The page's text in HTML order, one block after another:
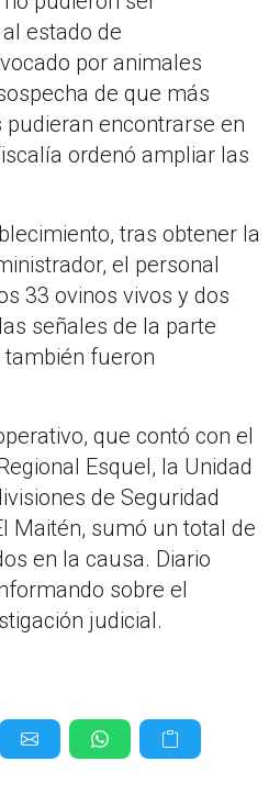
estado de
por animales
de que más
encontrarse en
ordenó ampliar las
tras obtener la
el personal
33 ovinos vivos y dos
señales de la parte
fueron
que contó con el
Esquel, la Unidad
de Seguridad
Maitén, sumó un total de
en la causa. Diario
sobre el
judicial.